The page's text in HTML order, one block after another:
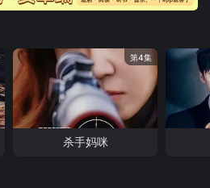
第4集
杀手妈咪